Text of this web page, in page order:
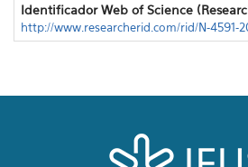
Identificador Web of Science
http://www.researcherid.com/rid/N-4591-